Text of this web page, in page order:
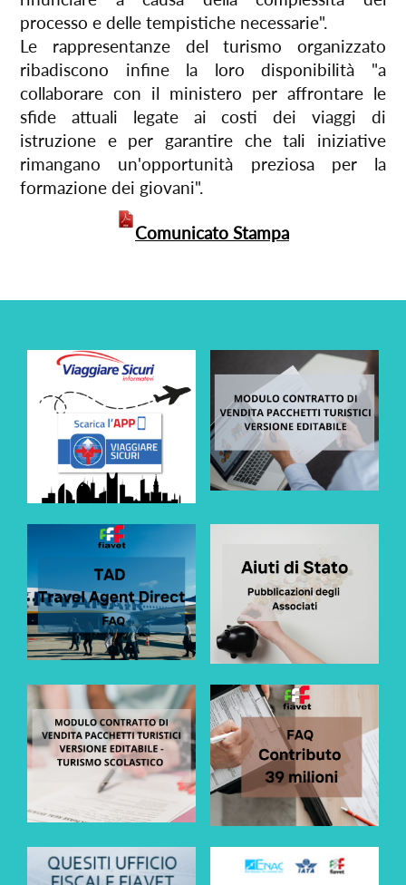
processo e delle tempistiche necessarie".
Le rappresentanze del turismo organizzato
ribadiscono infine la loro disponibilità "a
collaborare con il ministero per affrontare le
sfide attuali legate ai costi dei viaggi di
istruzione e per garantire che tali iniziative
rimangano un'opportunità preziosa per la
formazione dei giovani".
Comunicato Stampa